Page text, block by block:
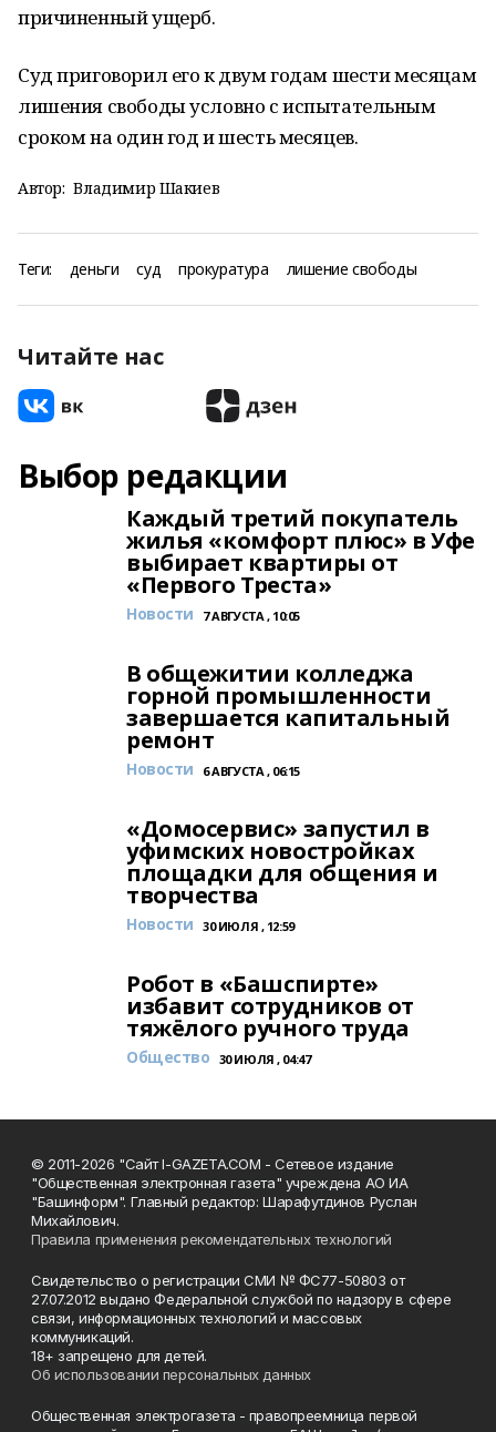
причиненный ущерб.
Суд приговорил его к двум годам шести месяцам
лишения свободы условно с испытательным
сроком на один год и шесть месяцев.
Автор: Владимир Шакиев
Теги: деньги суд прокуратура лишение свободы
Читайте нас
Выбор редакции
Каждый третий покупатель
жилья «комфорт плюс» в Уфе
выбирает квартиры от
«Первого Треста»
Новости 7 АВГУСТА , 10:05
В общежитии колледжа
горной промышленности
завершается капитальный
ремонт
Новости 6 АВГУСТА , 06:15
«Домосервис» запустил в
уфимских новостройках
площадки для общения и
творчества
Новости 30 ИЮЛЯ , 12:59
Робот в «Башспирте»
избавит сотрудников от
тяжёлого ручного труда
Общество 30 ИЮЛЯ , 04:47
© 2011-2026 "Сайт I-GAZETA.COM - Сетевое издание
"Общественная электронная газета" учреждена АО ИА
"Башинформ". Главный редактор: Шарафутдинов Руслан
Михайлович.
Правила применения рекомендательных технологий
Свидетельство о регистрации СМИ № ФС77-50803 от
27.07.2012 выдано Федеральной службой по надзору в сфере
связи, информационных технологий и массовых
коммуникаций.
18+ запрещено для детей.
Об использовании персональных данных
Общественная электрогазета - правопреемница первой